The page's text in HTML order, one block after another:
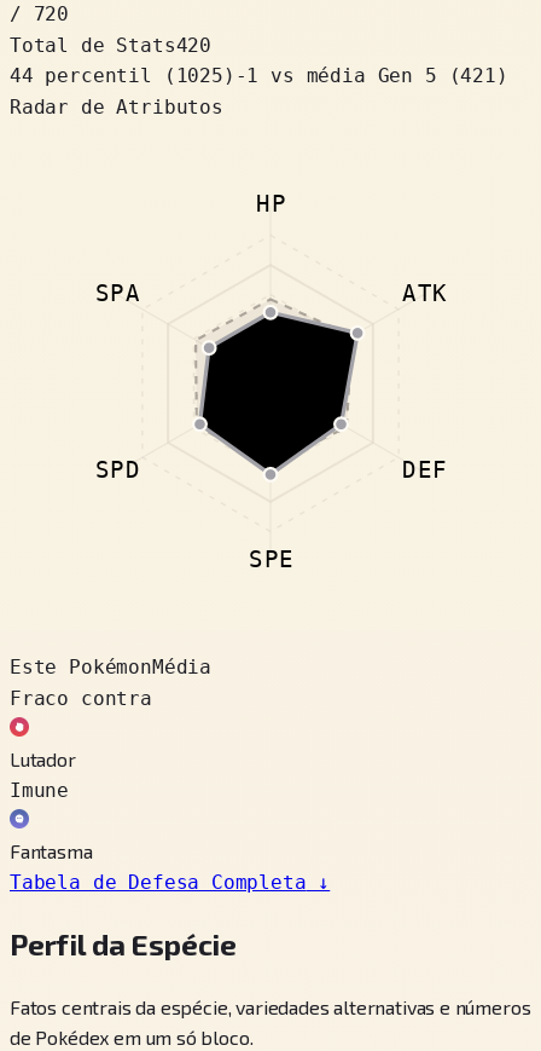
/ 720
Total de Stats420
44 percentil
( 1025 ) -1
vs média Gen 5 (421)
Radar de Atributos
HP
ATK
DEF
SPE
SPD
SPA
Este PokémonMédia
Fraco contra
Lutador
Imune
Fantasma
Tabela de Defesa Completa ↓
Perfil da Espécie
Fatos centrais da espécie, variedades alternativas e números
de Pokédex em um só bloco.